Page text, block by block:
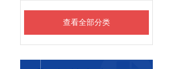
查看全部分类